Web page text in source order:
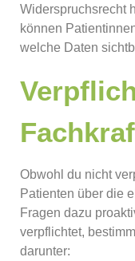
Widerspruchsrecht
können
welche Daten
Obwohl du nicht
Patienten über die
Fragen dazu
verpflichtet,
darunter: